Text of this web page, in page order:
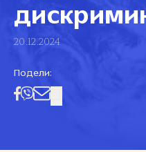
20.12.2024
Подели: